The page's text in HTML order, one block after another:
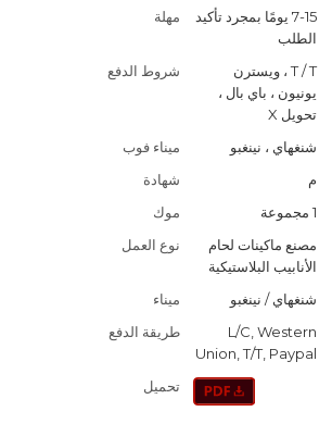
مهلة
7-15 يومًا بمجرد تأكيد
الطلب
شروط الدفع
T / T ، ويسترن
يونيون ، باي بال ،
تحويل X
ميناء فوب
شنغهاي ، نينغبو
شهادة
م
موك
1 مجموعة
نوع العمل
مصنع ماكينات لحام
الأنابيب البلاستيكية
ميناء
شنغهاي / نينغبو
طريقة الدفع
L/C, Western
Union, T/T, Paypal
تحميل